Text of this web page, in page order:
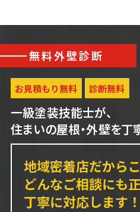
無料外壁診断
お見積もり無料 診断無料
一級塗装技能士が、
住まいの屋根・外壁を丁
地域密着店だから
どんなご相談にも正
丁寧に対応します！